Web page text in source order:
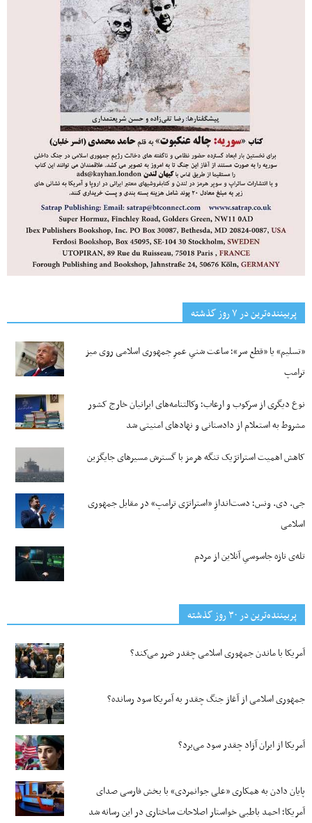
پربیننده‌ترین‌ در ۷ روز گذشته
«تسلیم» یا «قطع سر»؛ ساعت شنیِ عمرِ جمهوری اسلامی روی میز
ترامپ
نوع دیگری از سرکوب و ارعاب؛ وکالتنامه‌های ایرانیان خارج کشور
مشروط به استعلام از دادستانی و نهادهای امنیتی شد
کاهش اهمیت استراتژیک تنگه‌ هرمز با گسترش مسیرهای جایگزین
جی‌. دی. ونس؛ دست‌اندازِ «استراتژی ترامپ» در مقابل جمهوری
اسلامی
تله‌ی تازه جاسوسیِ آنلاین از مردم
پربیننده‌ترین‌ در ۳۰ روز گذشته
آمریکا با ماندن جمهوری اسلامی چقدر ضرر می‌کند؟
جمهوری اسلامی از آغاز جنگ چقدر به آمریکا سود رسانده؟
آمریکا از ایران آزاد چقدر سود می‌برد؟
پایان دادن به همکاری «علی جوانمردی» با بخش فارسی صدای
آمریکا؛ احمد باطبی خواستار اصلاحات ساختاری در این رسانه شد